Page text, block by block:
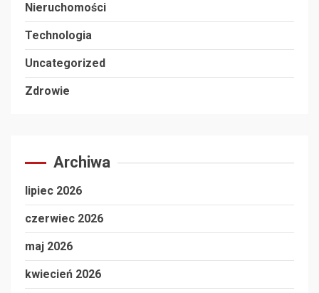
Nieruchomości
Technologia
Uncategorized
Zdrowie
Archiwa
lipiec 2026
czerwiec 2026
maj 2026
kwiecień 2026